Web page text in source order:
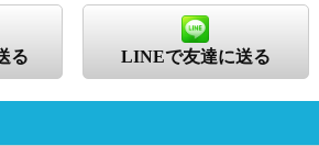
る LINEで友達に送る